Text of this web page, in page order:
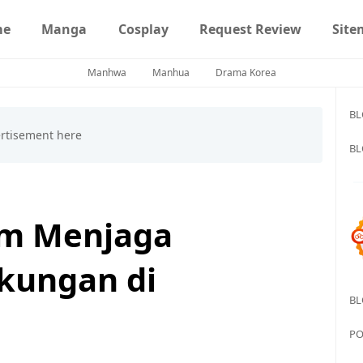
Manga Cosplay Request Review
Manhwa Manhua Drama Korea
Menjaga
di